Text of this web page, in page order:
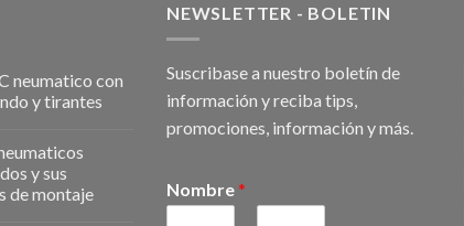
neumatico con
y tirantes
y sus
de montaje
NEWSLETTER - BOLETIN
Suscribase a nuestro boletín de
información y reciba tips,
promociones, información y más.
Nombre *